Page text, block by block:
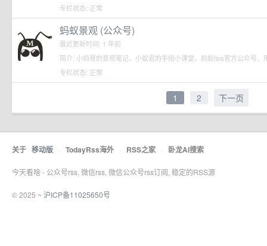
专栏状态: 正常
蚂蚁景观 (公众号)
最近更新时间: 1 年前
简介: 小蚂哥的景观笔记，小蚁君的手绘小课堂，蚂蚁tips官方公众号
专栏状态: 正常
1 2 下一页
关于 移动版 · TodayRss海外 · RSS之家 · 卧龙AI搜索
今天看啥 - 公众号rss, 微信rss, 微信公众号rss订阅, 稳定的RSS源
© 2025 ~ 沪ICP备11025650号